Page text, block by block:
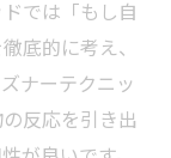
では「もし自
底的に考え、
ナーテクニッ
反応を引き出